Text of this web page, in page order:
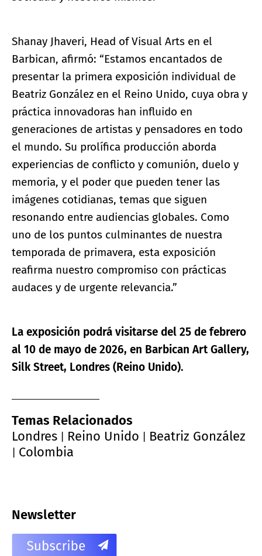
Shanay Jhaveri, Head of Visual Arts en el
Barbican, afirmó: “Estamos encantados de
presentar la primera exposición individual de
Beatriz González en el Reino Unido, cuya obra y
práctica innovadoras han influido en
generaciones de artistas y pensadores en todo
el mundo. Su prolífica producción aborda
experiencias de conflicto y comunión, duelo y
memoria, y el poder que pueden tener las
imágenes cotidianas, temas que siguen
resonando entre audiencias globales. Como
uno de los puntos culminantes de nuestra
temporada de primavera, esta exposición
reafirma nuestro compromiso con prácticas
audaces y de urgente relevancia.”
La exposición podrá visitarse del 25 de febrero
al 10 de mayo de 2026, en Barbican Art Gallery,
Silk Street, Londres (Reino Unido).
Temas Relacionados
Londres
Reino Unido Beatriz González
Colombia
Newsletter